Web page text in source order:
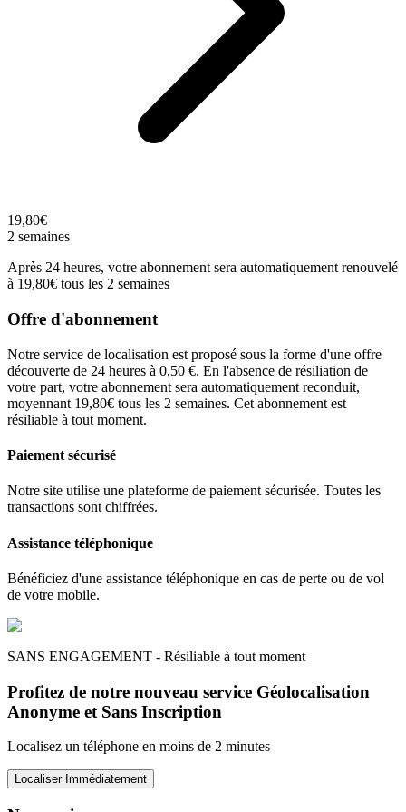
19,80€
2 semaines
Après 24 heures, votre abonnement sera automatiquement renouvelé
à 19,80€ tous les 2 semaines
Offre d'abonnement
Notre service de localisation est proposé sous la forme d'une offre
découverte de 24 heures à 0,50 €. En l'absence de résiliation de
votre part, votre abonnement sera automatiquement reconduit,
moyennant 19,80€ tous les 2 semaines. Cet abonnement est
résiliable à tout moment.
Paiement sécurisé
Notre site utilise une plateforme de paiement sécurisée. Toutes les
transactions sont chiffrées.
Assistance téléphonique
Bénéficiez d'une assistance téléphonique en cas de perte ou de vol
de votre mobile.
SANS ENGAGEMENT - Résiliable à tout moment
Profitez de notre nouveau service Géolocalisation
Anonyme et Sans Inscription
Localisez un téléphone en moins de 2 minutes
Localiser Immédiatement